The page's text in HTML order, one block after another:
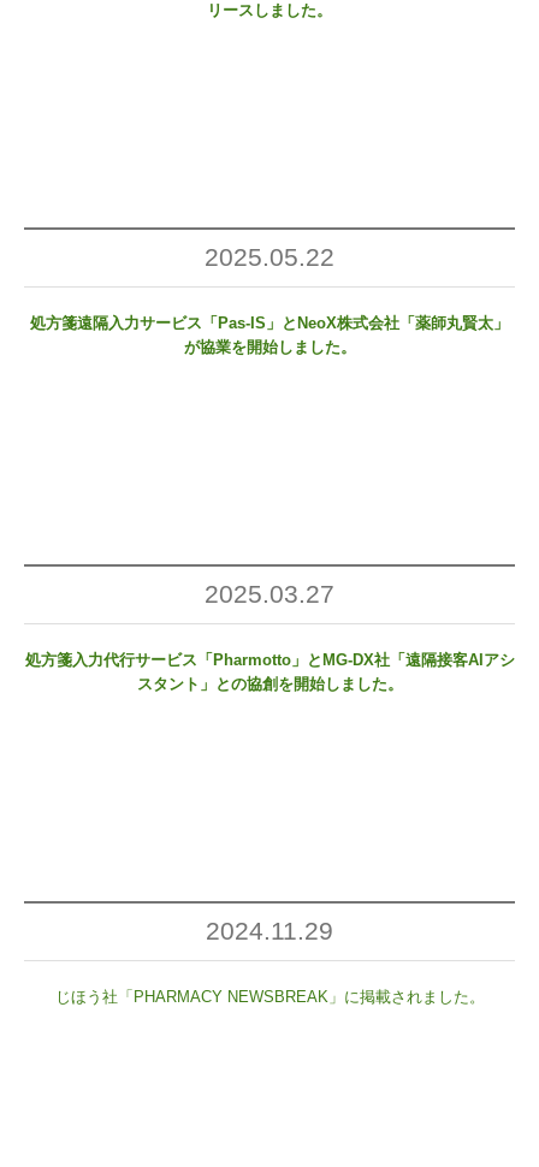
リースしました。
2025.05.22
処方箋遠隔入力サービス「Pas-IS」とNeoX株式会社「薬師丸賢太」
が協業を開始しました。
2025.03.27
処方箋入力代行サービス「Pharmotto」とMG-DX社「遠隔接客AIアシ
スタント」との協創を開始しました。
2024.11.29
じほう社「PHARMACY NEWSBREAK」に掲載されました。